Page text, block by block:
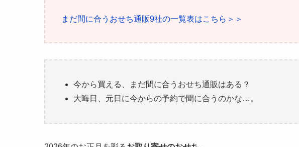
まだ間に合うおせち通販9社の一覧表はこちら＞＞
今から買える、まだ間に合うおせち通販はある？
大晦日、元日に今からの予約で間に合うのかな…。